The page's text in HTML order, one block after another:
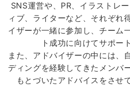
SNS運営や、PR、イラストレ
ィブ、ライターなど、それぞれ
イザーが一緒に参加し、チーム
ト成功に向けてサポー
また、アドバイザーの中には、
ディングを経験してきたメンバ
もとづいたアドバイスをさせ